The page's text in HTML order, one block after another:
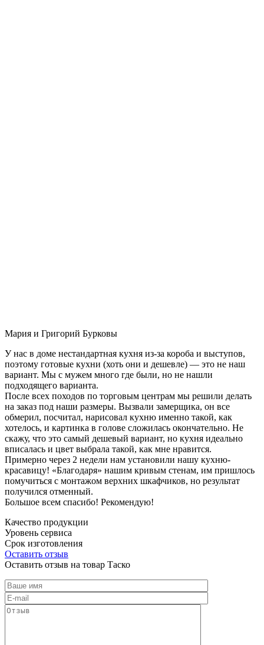
Мария и Григорий Бурковы
У нас в доме нестандартная кухня из-за короба и выступов,
поэтому готовые кухни (хоть они и дешевле) — это не наш
вариант. Мы с мужем много где были, но не нашли
подходящего варианта.
После всех походов по торговым центрам мы решили делать
на заказ под наши размеры. Вызвали замерщика, он все
обмерил, посчитал, нарисовал кухню именно такой, как
хотелось, и картинка в голове сложилась окончательно. Не
скажу, что это самый дешевый вариант, но кухня идеально
вписалась и цвет выбрала такой, как мне нравится.
Примерно через 2 недели нам установили нашу кухню-
красавицу! «Благодаря» нашим кривым стенам, им пришлось
помучиться с монтажом верхних шкафчиков, но результат
получился отменный.
Большое всем спасибо! Рекомендую!
Качество продукции
Уровень сервиса
Срок изготовления
Оставить отзыв
Оставить отзыв на товар Таско